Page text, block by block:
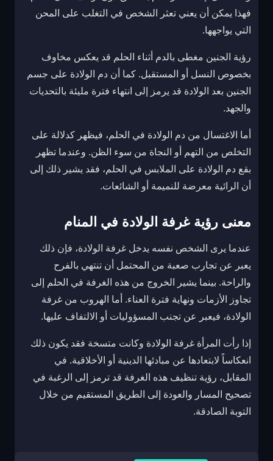
فهذا يمكن أن يعني تعثر الشخص في التغلب على المحن
التي يواجهها.
رؤية الجنين مغطى بالدم أثناء الحلم قد يعكس مخاوف
بخصوص النسل أو المستقبل. كما أن دم الولادة على جسم
الجنين بعد الولادة قد يرمز إلى انتهاء فترة مليئة بالتحديات
والجهد.
أما الاغتسال من دم الولادة في الحلم، فيظهر كدلالة على
التخلص من التهم أو النجاة من سوء الظن. وعندما تظهر
بقع دم الولادة على الملابس في الحلم، فقد يشير ذلك إلى
أن الرائية معرضة للنميمة أو الشائعات.
معنى رؤية غرفة الولادة في المنام
عندما يرى الشخص نفسه يدخل غرفة الولادة، فإن ذلك
يعبر عن تجارب صعبة من المحتمل أن تنتهي بالفرح
والراحة. بينما يشير الخروج من هذه الغرفة في الحلم إلى
تجاوز الأزمات ونهاية فترة العناء. أما الهروب من غرفة
الولادة، فيعبر عن تجنب المسؤوليات أو الالتفاف عليها.
إذا رأت المرأة غرفة الولادة وكانت متسخة فقد يكون ذلك
انعكاساً لابتعادها عن مبادئها الدينية أو الأخلاقية. في
المقابل، رؤية تنظيف هذه الغرفة قد ترمز إلى الرغبة في
تصحيح المسار والعودة إلى الطريق المستقيم من خلال
التوبة الصادقة.